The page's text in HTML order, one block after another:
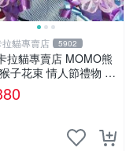
拉貓專賣店 5902
拉貓專賣店 MOMO熊
子花束 情人節禮物 二
可繡字 可今天寄明天到